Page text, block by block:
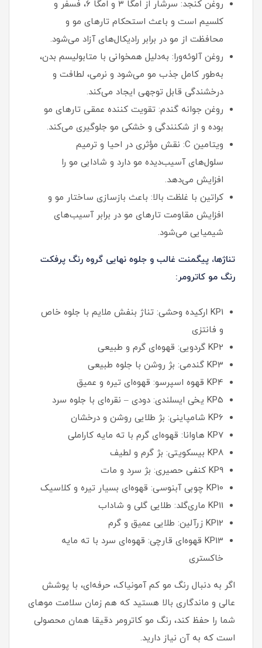
روغن کنجد: سرشار از امگا ۳ و امگا ۶، فسفر و
کلسیم است و باعث استحکام تارهای مو و
محافظت از مو در برابر رادیکال‌های آزاد می‌شود.
روغن آلوئه‌ورا: به‌دلیل همخوانی با متابولیسم بدن،
به‌طور کامل جذب مو می‌شود و نرمی، لطافت و
درخشندگی قابل توجهی ایجاد می‌کند.
روغن جوانه گندم: تقویت کننده عمقی تارهای مو
بوده و از شکنندگی و خشکی مو جلوگیری می‌کند.
ویتامین C: نقش مؤثری در احیا و ترمیم
سلول‌های آسیب‌دیده مو دارد و شادابی مو را
افزایش می‌دهد.
کراتین با غلظت بالا: باعث بازسازی ساختار مو و
افزایش مقاومت تارهای مو در برابر آسیب‌های
شیمیایی می‌شود.
تناژها، پیگمنت غالب و جلوه نهایی گروه رنگ پرفکت
رنگ مو کاترومر:
KP1 ارکیده وحشی: تناژ بنفش ملایم با جلوه خاص
و فانتزی
KP2 گردویی: قهوه‌ای گرم و طبیعی
KP3 گندمی: بژ روشن با جلوه طبیعی
KP4 قهوه اسپرسو: قهوه‌ای تیره و عمیق
KP5 یخی ایسلندی: دودی – نقره‌ای با جلوه سرد
KP6 شامپاینی: بژ طلایی روشن و درخشان
KP7 هاوانا: قهوه‌ای گرم با ته‌ مایه کاراملی
KP8 بیسکویتی: بژ گرم و لطیف
KP9 کنفی حصیری: بژ سرد و مات
KP10 چوبی آبنوسی: قهوه‌ای بسیار تیره و کلاسیک
KP11 ماری‌گلد: طلایی گلی و شاداب
KP12 زرآلین: طلایی عمیق و گرم
KP13 قهوه‌ای قارچی: قهوه‌ای سرد با ته‌ مایه
خاکستری
اگر به‌ دنبال رنگ مو کم آمونیاک، حرفه‌ای، با پوشش
عالی و ماندگاری بالا هستید که هم‌ زمان سلامت موهای
شما را حفظ کند، رنگ مو کاترومر دقیقا همان محصولی
است که به آن نیاز دارید.